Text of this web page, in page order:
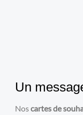
Un
Noscartes de